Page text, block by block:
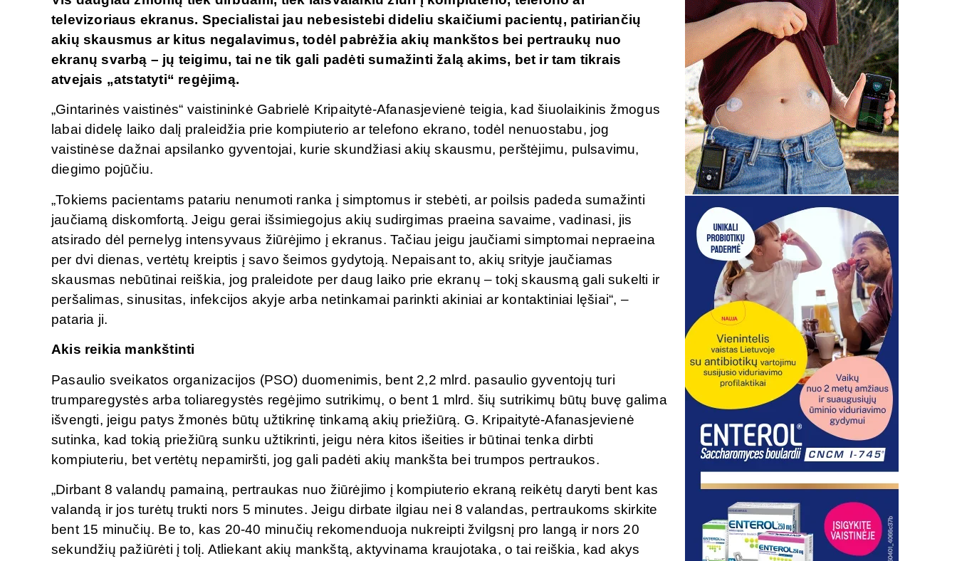
televizoriaus ekranus. Specialistai jau nebesistebi dideliu skaičiumi pacientų, patiriančių
akių skausmus ar kitus negalavimus, todėl pabrėžia akių mankštos bei pertraukų nuo
ekranų svarbą – jų teigimu, tai ne tik gali padėti sumažinti žalą akims, bet ir tam tikrais
atvejais „atstatyti“ regėjimą.
„Gintarinės vaistinės“ vaistininkė Gabrielė Kripaitytė-Afanasjevienė teigia, kad šiuolaikinis žmogus
labai didelę laiko dalį praleidžia prie kompiuterio ar telefono ekrano, todėl nenuostabu, jog
vaistinėse dažnai apsilanko gyventojai, kurie skundžiasi akių skausmu, perštėjimu, pulsavimu,
diegimo pojūčiu.
„Tokiems pacientams patariu nenumoti ranka į simptomus ir stebėti, ar poilsis padeda sumažinti
jaučiamą diskomfortą. Jeigu gerai išsimiegojus akių sudirgimas praeina savaime, vadinasi, jis
atsirado dėl pernelyg intensyvaus žiūrėjimo į ekranus. Tačiau jeigu jaučiami simptomai nepraeina
per dvi dienas, vertėtų kreiptis į savo šeimos gydytoją. Nepaisant to, akių srityje jaučiamas
skausmas nebūtinai reiškia, jog praleidote per daug laiko prie ekranų – tokį skausmą gali sukelti ir
peršalimas, sinusitas, infekcijos akyje arba netinkamai parinkti akiniai ar kontaktiniai lęšiai“, –
pataria ji.
Akis reikia mankštinti
Pasaulio sveikatos organizacijos (PSO) duomenimis, bent 2,2 mlrd. pasaulio gyventojų turi
trumparegystės arba toliaregystės regėjimo sutrikimų, o bent 1 mlrd. šių sutrikimų būtų buvę galima
išvengti, jeigu patys žmonės būtų užtikrinę tinkamą akių priežiūrą. G. Kripaitytė-Afanasjevienė
sutinka, kad tokią priežiūrą sunku užtikrinti, jeigu nėra kitos išeities ir būtinai tenka dirbti
kompiuteriu, bet vertėtų nepamiršti, jog gali padėti akių mankšta bei trumpos pertraukos.
„Dirbant 8 valandų pamainą, pertraukas nuo žiūrėjimo į kompiuterio ekraną reikėtų daryti bent kas
valandą ir jos turėtų trukti nors 5 minutes. Jeigu dirbate ilgiau nei 8 valandas, pertraukoms skirkite
bent 15 minučių. Be to, kas 20-40 minučių rekomenduoja nukreipti žvilgsnį pro langą ir nors 20
sekundžių pažiūrėti į tolį. Atliekant akių mankštą, aktyvinama kraujotaka, o tai reiškia, kad akys